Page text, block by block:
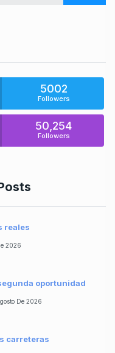
5002
Followers
50,254
Followers
reales
2026
oportunidad
De 2026
carreteras